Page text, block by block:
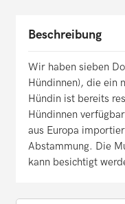
Beschreibung
Wir haben sieben
Hündinnen), die ein
Hündin ist bereits
Hündinnen
aus Europa
Abstammung. Die
kann besichtigt